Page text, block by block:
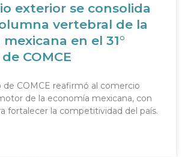
exterior se consolida
vertebral de la
en el 31°
COMCE
de COMCE reafirmó al comercio
de la economía mexicana, con
fortalecer la competitividad del país.